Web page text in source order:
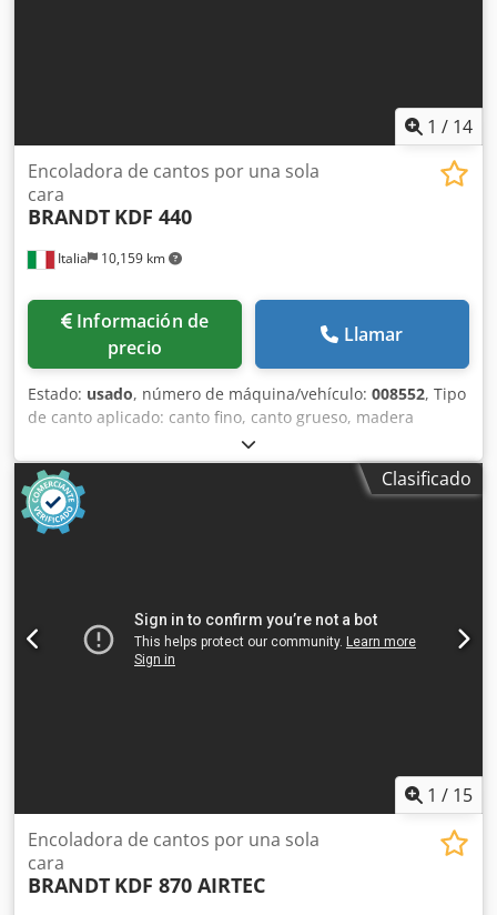
1 / 14
Italia 10,159 km
Encoladora de cantos por una sola
cara
BRANDT KDF 440
Información de
precio
Llamar
Estado: usado, número de máquina/vehículo: 008552, Tipo
de canto aplicado: canto fino, canto grueso, madera
maciza Sistema de encolado: EVA Crsdpozg D D Defx Akisf
Fresado de juntas: sí Agregado multifuncional: sí Velocidad
máx. de avance: 14 m/min Grosor máximo del panel: 60
mm Unidades de trabajo: 7 uds.
Clasificado
1 / 15
Encoladora de cantos por una sola
cara
BRANDT KDF 870 AIRTEC